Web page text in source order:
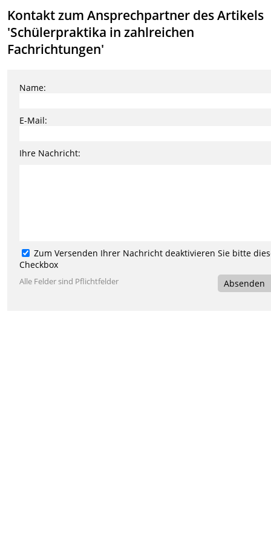
Kontakt zum Ansprechpartner des Artikels
'Schülerpraktika in zahlreichen
Fachrichtungen'
Name:
E-Mail:
Ihre Nachricht:
Zum Versenden Ihrer Nachricht deaktivieren Sie bitte
Checkbox
Alle Felder sind Pflichtfelder Absenden